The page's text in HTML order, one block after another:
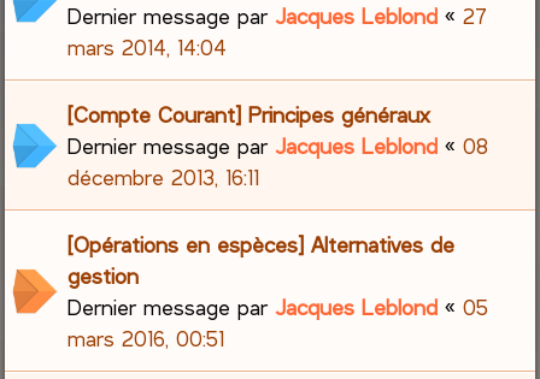
Dernier message parJacques Leblond «27
mars 2014, 14:04
[Compte Courant] Principes généraux
Dernier message parJacques Leblond «08
décembre 2013, 16:11
[Opérations en espèces] Alternatives de
gestion
Dernier message parJacques Leblond «05
mars 2016, 00:51